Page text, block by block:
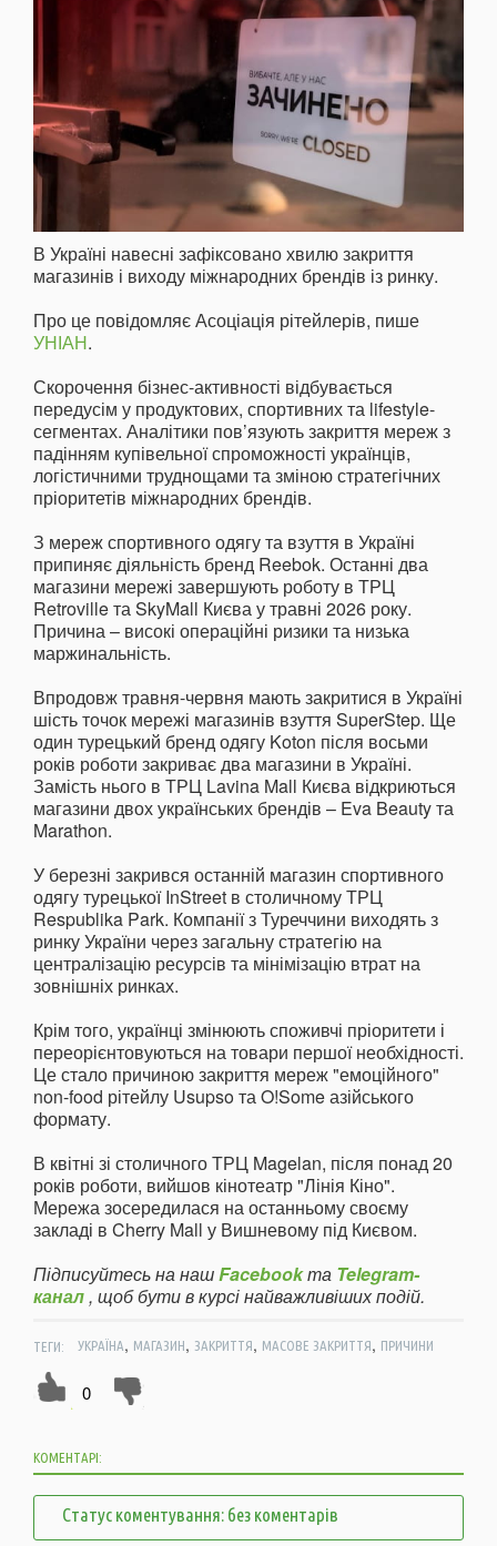
В Україні навесні зафіксовано хвилю закриття
магазинів і виходу міжнародних брендів із ринку.
Про це повідомляє Асоціація рітейлерів, пише
УНІАН.
Скорочення бізнес-активності відбувається
передусім у продуктових, спортивних та lifestyle-
сегментах. Аналітики пов’язують закриття мереж з
падінням купівельної спроможності українців,
логістичними труднощами та зміною стратегічних
пріоритетів міжнародних брендів.
З мереж спортивного одягу та взуття в Україні
припиняє діяльність бренд Reebok. Останні два
магазини мережі завершують роботу в ТРЦ
Retroville та SkyMall Києва у травні 2026 року.
Причина – високі операційні ризики та низька
маржинальність.
Впродовж травня-червня мають закритися в Україні
шість точок мережі магазинів взуття SuperStep. Ще
один турецький бренд одягу Koton після восьми
років роботи закриває два магазини в Україні.
Замість нього в ТРЦ Lavina Mall Києва відкриються
магазини двох українських брендів – Eva Beauty та
Marathon.
У березні закрився останній магазин спортивного
одягу турецької InStreet в столичному ТРЦ
Respublika Park. Компанії з Туреччини виходять з
ринку України через загальну стратегію на
централізацію ресурсів та мінімізацію втрат на
зовнішніх ринках.
Крім того, українці змінюють споживчі пріоритети і
переорієнтовуються на товари першої необхідності.
Це стало причиною закриття мереж "емоційного"
non-food рітейлу Usupso та O!Some азійського
формату.
В квітні зі столичного ТРЦ Magelan, після понад 20
років роботи, вийшов кінотеатр "Лінія Кіно".
Мережа зосередилася на останньому своєму
закладі в Cherry Mall у Вишневому під Києвом.
Підписуйтесь на нашFacebookта Telegram-
канал, щоб бути в курсі найважливіших подій.
ТЕГИ: УКРАЇНА, МАГАЗИН, ЗАКРИТТЯ, МАСОВЕ ЗАКРИТТЯ, ПРИЧИНИ
0
КОМЕНТАРІ:
Статус коментування: без коментарів